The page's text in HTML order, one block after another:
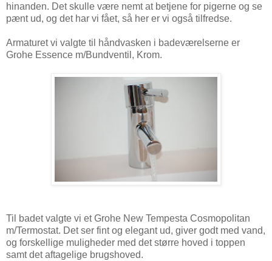
hinanden. Det skulle være nemt at betjene for pigerne og se
pænt ud, og det har vi fået, så her er vi også tilfredse.
Armaturet vi valgte til håndvasken i badeværelserne er
Grohe Essence m/Bundventil, Krom.
Til badet valgte vi et Grohe New Tempesta Cosmopolitan
m/Termostat. Det ser fint og elegant ud, giver godt med vand,
og forskellige muligheder med det større hoved i toppen
samt det aftagelige brugshoved.